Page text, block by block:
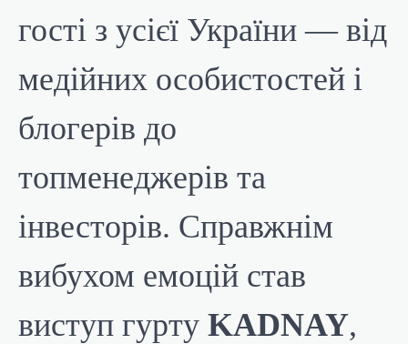
гості з усієї України — від
медійних особистостей і
блогерів до
топменеджерів та
інвесторів. Справжнім
вибухом емоцій став
виступ гурту KADNAY,